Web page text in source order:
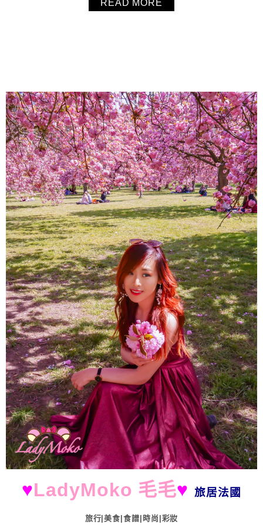
吃，而且難度也不高。毛毛自己是超級抹茶控，所以理所當
READ MORE
About
♥LadyMoko 毛毛♥ 旅居法國
旅行|美食|食譜|時尚|彩妝